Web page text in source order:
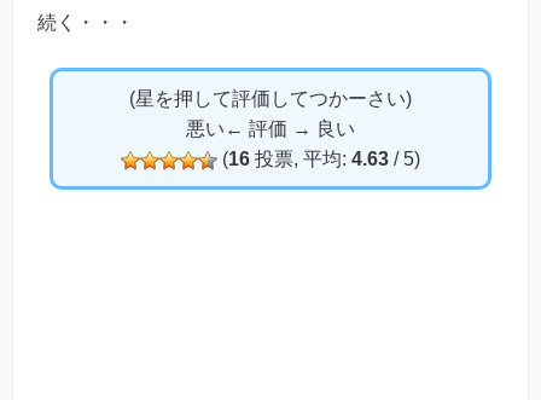
続く・・・
(星を押して評価してつかーさい)
悪い← 評価 → 良い
(16 投票, 平均: 4.63 / 5)